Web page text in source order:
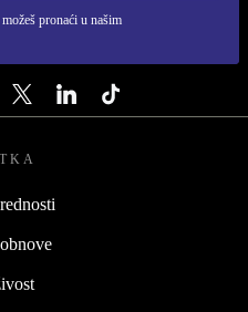
pronaći u našim